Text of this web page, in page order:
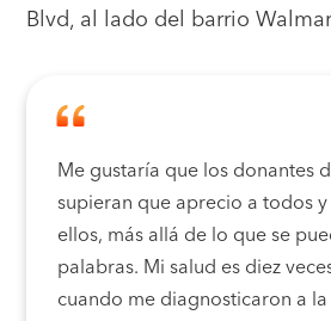
Blvd, al lado del barrio
Me gustaría que los donantes
supieran que aprecio a todos
ellos, más allá de lo que se
palabras. Mi salud es diez
cuando me diagnosticaron a